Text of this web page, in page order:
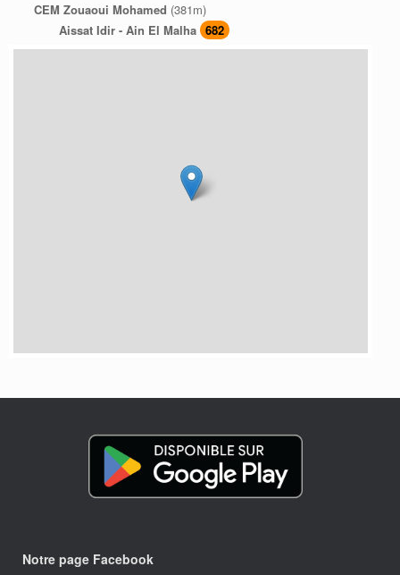
CEM Zouaoui Mohamed (381m)
Aissat Idir - Ain El Malha 682
Notre page Facebook